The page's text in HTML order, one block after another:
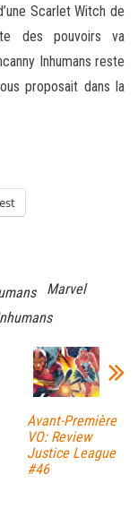
Scarlet Witch de
des pouvoirs va
Inhumans reste
proposait dans la
Marvel
Avant-Première
VO: Review
Justice League
#46